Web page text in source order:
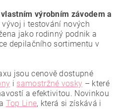
vlastním výrobním závodem a
vývoj i testování nových
jako rodinný podnik a
depilačního sortimentu v
jsou cenově dostupné
i samostržné vosky – které
a efektivitou. Novinkou
Top Line, která si získává i